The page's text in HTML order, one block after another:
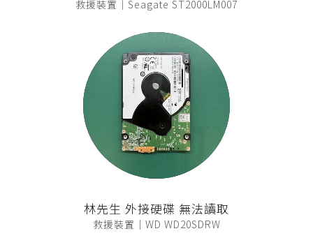
救援裝置｜Seagate ST2000LM007
林先生 外接硬碟 無法讀取
救援裝置｜WD WD20SDRW